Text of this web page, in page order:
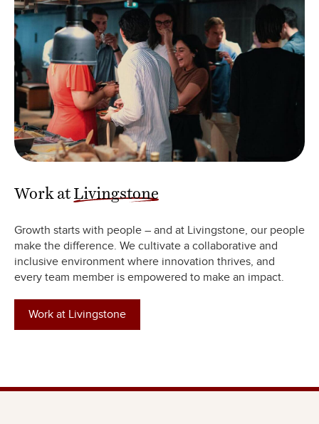
Work at Livingstone
Growth starts with people – and at Livingstone, our people
make the difference. We cultivate a collaborative and
inclusive environment where innovation thrives, and
every team member is empowered to make an impact.
Work at Livingstone